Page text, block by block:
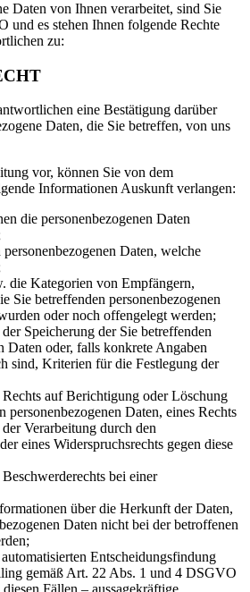
Daten von Ihnen verarbeitet, sind Sie
und es stehen Ihnen folgende Rechte
zu:
eine Bestätigung darüber
Daten, die Sie betreffen, von uns
vor, können Sie von dem
Informationen Auskunft verlangen:
die personenbezogenen Daten
Daten, welche
die Kategorien von Empfängern,
Sie betreffenden personenbezogenen
oder noch offengelegt werden;
Speicherung der Sie betreffenden
Daten oder, falls konkrete Angaben
sind, Kriterien für die Festlegung der
Rechts auf Berichtigung oder Löschung
personenbezogenen Daten, eines Rechts
Verarbeitung durch den
eines Widerspruchsrechts gegen diese
bei einer
über die Herkunft der Daten,
Daten nicht bei der betroffenen
Entscheidungsfindung
gemäß Art. 22 Abs. 1 und 4 DSGVO